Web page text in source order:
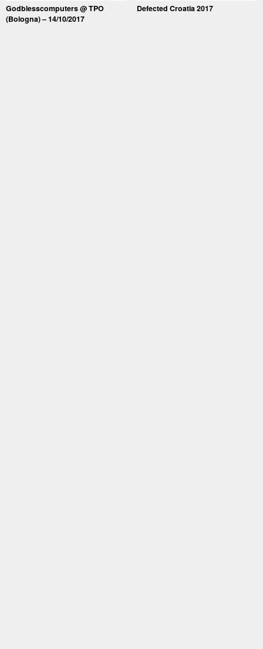
Godblesscomputers @ TPO
(Bologna) – 14/10/2017
Defected Croatia 2017